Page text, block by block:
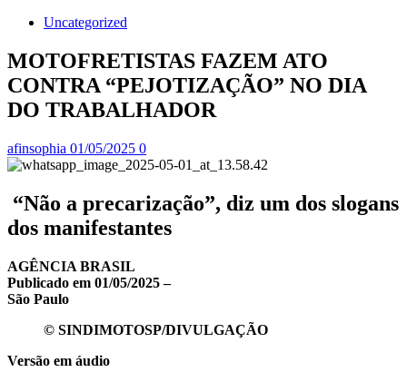
Uncategorized
MOTOFRETISTAS FAZEM ATO
CONTRA “PEJOTIZAÇÃO” NO DIA
DO TRABALHADOR
afinsophia 01/05/2025 0
“Não a precarização”, diz um dos slogans
dos manifestantes
AGÊNCIA BRASIL
Publicado em 01/05/2025 –
São Paulo
© SINDIMOTOSP/DIVULGAÇÃO
Versão em áudio